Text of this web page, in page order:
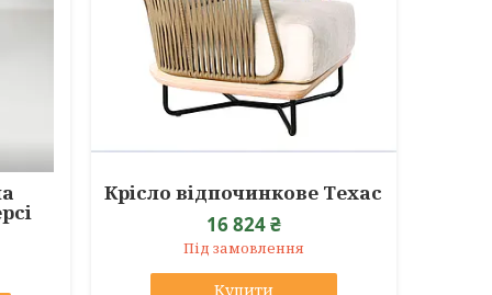
Крісло відпочинкове Техас
16 824 ₴
Під замовлення
Купити